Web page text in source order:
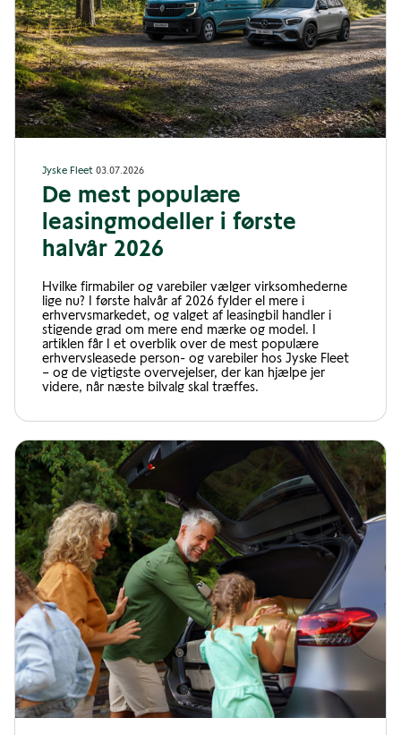
Jyske Fleet 03.07.2026
De mest populære
leasingmodeller i første
halvår 2026
Hvilke firmabiler og varebiler vælger virksomhederne
lige nu? I første halvår af 2026 fylder el mere i
erhvervsmarkedet, og valget af leasingbil handler i
stigende grad om mere end mærke og model. I
artiklen får I et overblik over de mest populære
erhvervsleasede person- og varebiler hos Jyske Fleet
– og de vigtigste overvejelser, der kan hjælpe jer
videre, når næste bilvalg skal træffes.